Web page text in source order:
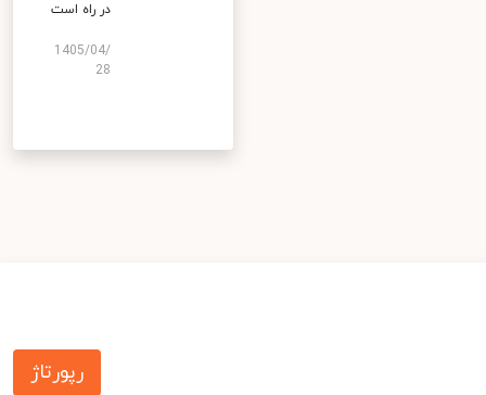
در راه است
1405/04/
28
رپورتاژ